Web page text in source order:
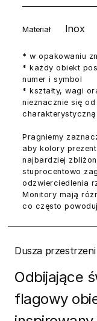
Materiał Inox
* w opakowaniu
* każdy obiekt
numer i symbol
* kształty, wagi
nieznacznie się
Pragniemy
aby kolory
najbardziej
stuprocentowo
odzwierciedlenia
Monitory mają
co często
Dusza przestrzeni
Odbijające
flagowy